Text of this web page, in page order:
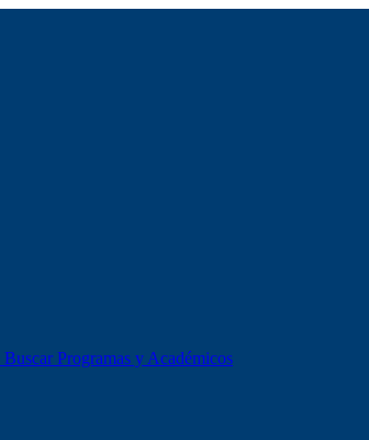
Buscar Programas y Académicos